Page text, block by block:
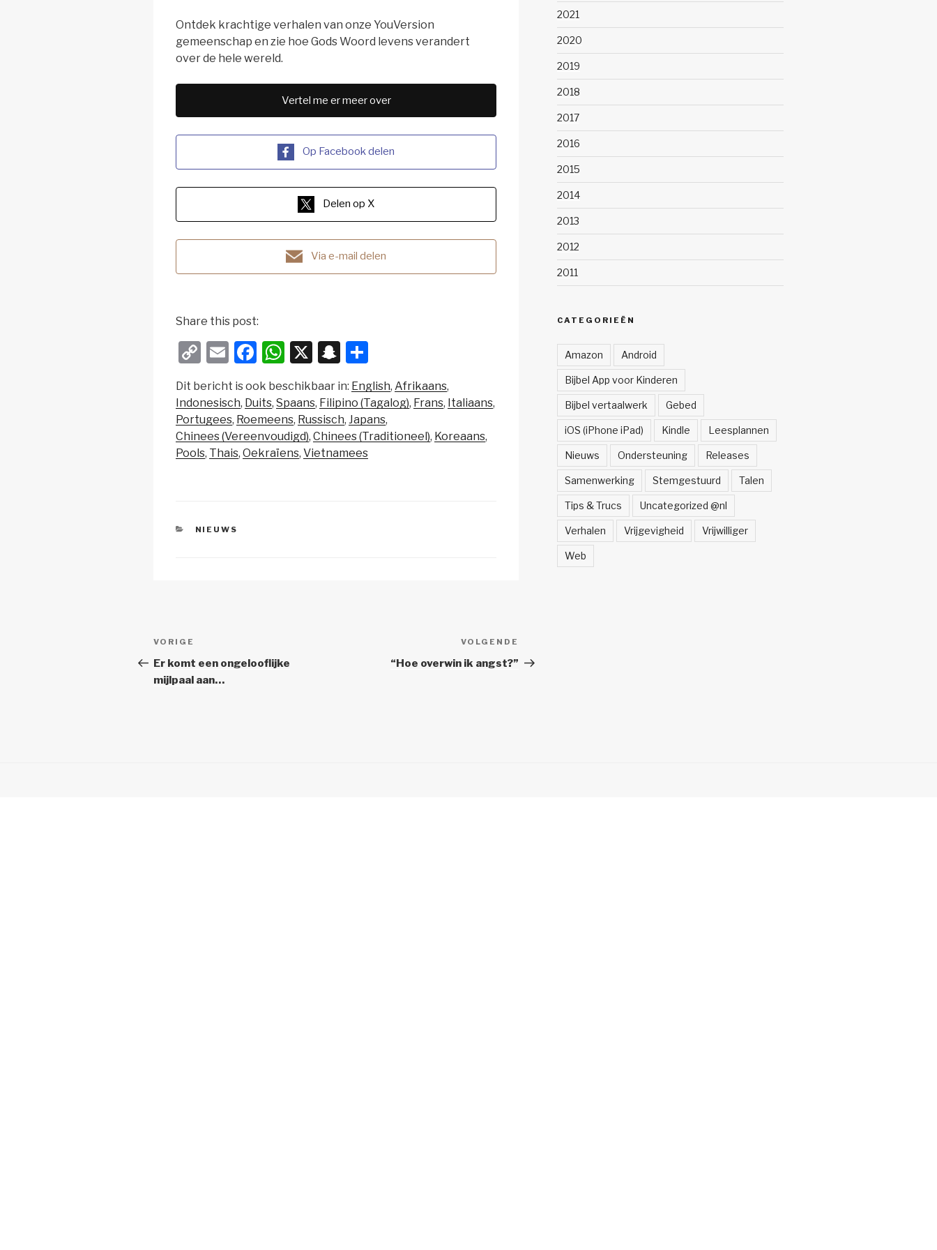
Ontdek krachtige verhalen van onze YouVersion
gemeenschap en zie hoe Gods Woord levens verandert
over de hele wereld.
Vertel me er meer over
Op Facebook delen
Delen op X
Via e-mail delen
Share this post:
C
o
p
y
Li
n
E
m
ail
F
a
c
e
b
o
W
h
at
s
A
p
X
S
n
a
p
c
h
el
e
n
Dit bericht is ook beschikbaar in: English Afrikaans
Indonesisch Duits Spaans Filipino (Tagalog) Frans
Italiaans
Portugees Roemeens Russisch Japans
Chinees (Vereenvoudigd) Chinees (Traditioneel) Koreaans
Pools Thais Oekraïens Vietnamees
CATEGORIEËN
NIEUWS
Berichtnavigatie
Vorig
bericht
VORIGE
Er komt een ongelooflijke
mijlpaal aan…
Bericht
VOLGENDE
“Hoe overwin ik angst?”
2021
2020
2019
2018
2017
2016
2015
2014
2013
2012
2011
CATEGORIEËN
Amazon Android
Bijbel App voor Kinderen
Bijbel vertaalwerk Gebed
iOS (iPhone iPad) Kindle Leesplannen
Nieuws Ondersteuning Releases
Samenwerking Stemgestuurd Talen
Tips & Trucs Uncategorized @nl
Verhalen Vrijgevigheid Vrijwilliger
Web